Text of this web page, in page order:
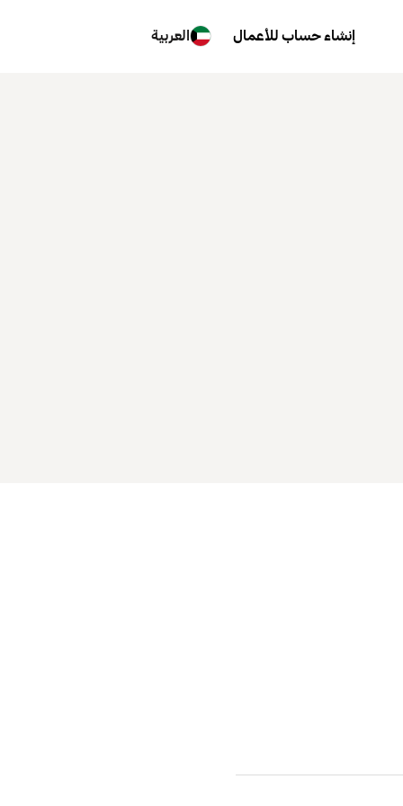
إنشاء حساب للأعمال العربية